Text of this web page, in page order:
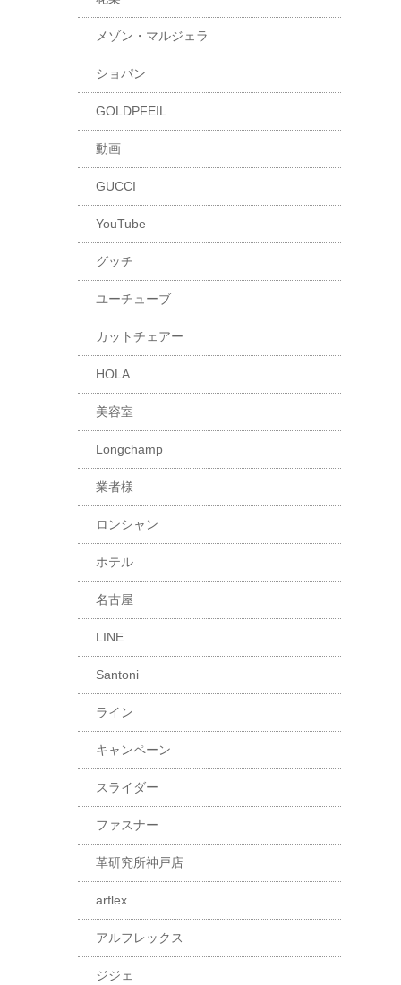
メゾン・マルジェラ
ショパン
GOLDPFEIL
動画
GUCCI
YouTube
グッチ
ユーチューブ
カットチェアー
HOLA
美容室
Longchamp
業者様
ロンシャン
ホテル
名古屋
LINE
Santoni
ライン
キャンペーン
スライダー
ファスナー
革研究所神戸店
arflex
アルフレックス
ジジェ